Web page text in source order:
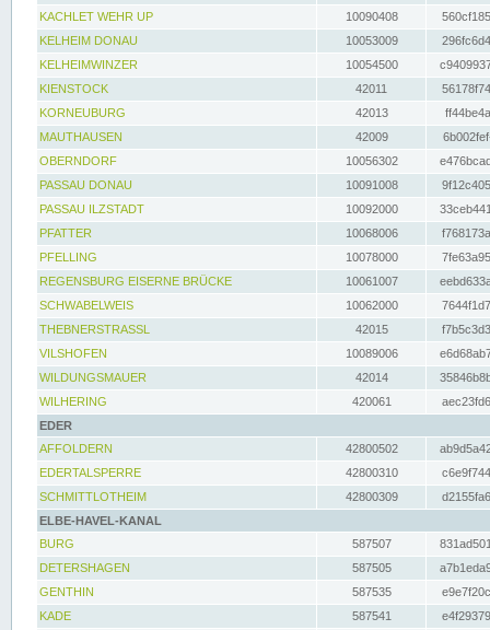
KACHLET WEHR UP
10090408
KELHEIM DONAU
10053009
KELHEIMWINZER
10054500
KIENSTOCK
42011
KORNEUBURG
42013
MAUTHAUSEN
42009
OBERNDORF
10056302
PASSAU DONAU
10091008
PASSAU ILZSTADT
10092000
PFATTER
10068006
PFELLING
10078000
REGENSBURG EISERNE BRÜCKE
10061007
SCHWABELWEIS
10062000
THEBNERSTRASSL
42015
VILSHOFEN
10089006
WILDUNGSMAUER
42014
WILHERING
420061
EDER
AFFOLDERN
42800502
EDERTALSPERRE
42800310
SCHMITTLOTHEIM
42800309
ELBE-HAVEL-KANAL
BURG
587507
DETERSHAGEN
587505
GENTHIN
587535
KADE
587541